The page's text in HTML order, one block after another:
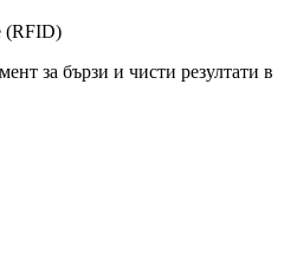
(RFID)
за бързи и чисти резултати в